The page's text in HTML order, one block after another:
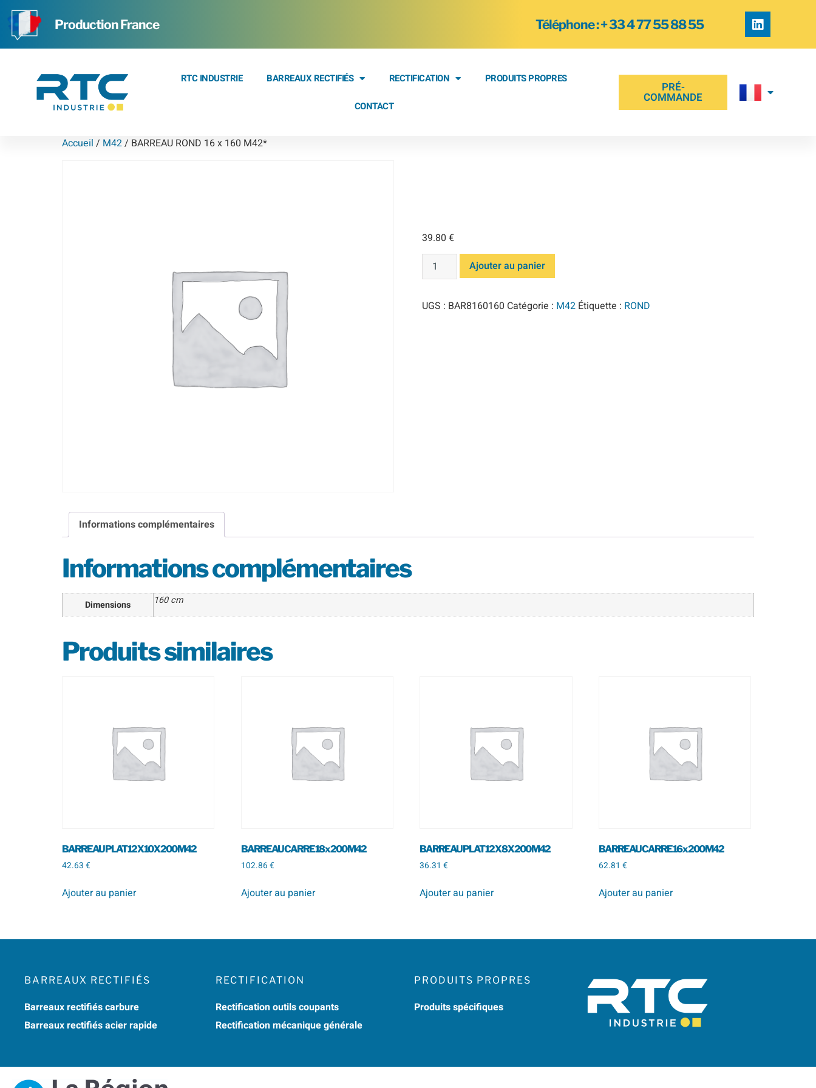
Production France Téléphone : + 33 4 77 55 88 55
RTC INDUSTRIE BARREAUX RECTIFIÉS RECTIFICATION PRODUITS PROPRES
CONTACT
PRÉ-
COMMANDE
Accueil / M42/ BARREAU ROND 16 x 160 M42*
39.80 €
Ajouter au panier
UGS : BAR8160160 Catégorie : M42 Étiquette : ROND
Informations complémentaires
Informations complémentaires
Dimensions 160 cm
Produits similaires
BARREAU PLAT 12 X 10 X 200 M42
42.63 €
Ajouter au panier
BARREAU CARRE 18 x 200 M42
102.86 €
Ajouter au panier
BARREAU PLAT 12 X 8 X 200 M42
36.31€
Ajouter au panier
BARREAU CARRE 16 x 200 M42
62.81€
Ajouter au panier
BARREAUX RECTIFIÉS
Barreaux rectifiés carbure
Barreaux rectifiés acier rapide
RECTIFICATION
Rectification outils coupants
Rectification mécanique générale
PRODUITS PROPRES
Produits spécifiques